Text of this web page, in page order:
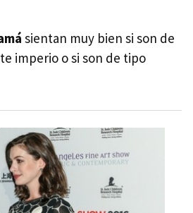
sientan muy bien si son de
imperio o si son de tipo